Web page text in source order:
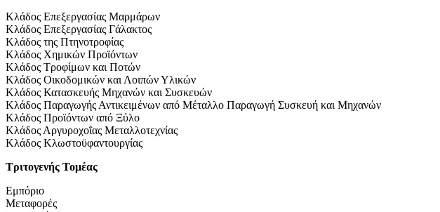
Κλάδος Επεξεργασίας Μαρμάρων
Κλάδος Επεξεργασίας Γάλακτος
Κλάδος της Πτηνοτροφίας
Κλάδος Χημικών Προϊόντων
Κλάδος Τροφίμων και Ποτών
Κλάδος Οικοδομικών και Λοιπών Υλικών
Κλάδος Κατασκευής Μηχανών και Συσκευών
Κλάδος Παραγωγής Αντικειμένων από Μέταλλο Παραγωγή Συσκευή και Μηχανών
Κλάδος Προϊόντων από Ξύλο
Κλάδος Αργυροχοΐας Μεταλλοτεχνίας
Κλάδος Κλωστοϋφαντουργίας
Τριτογενής Τομέας
Εμπόριο
Μεταφορές